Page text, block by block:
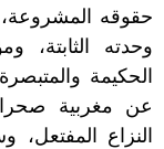
حقوقه المشروعة،
وحدته الثابتة،
الحكيمة
عن مغربية
النزاع المفتعل،